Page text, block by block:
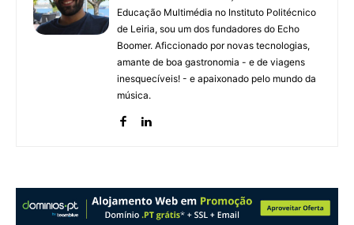
Educação Multimédia no Instituto Politécnico
de Leiria, sou um dos fundadores do Echo
Boomer. Aficcionado por novas tecnologias,
amante de boa gastronomia - e de viagens
inesquecíveis! - e apaixonado pelo mundo da
música.